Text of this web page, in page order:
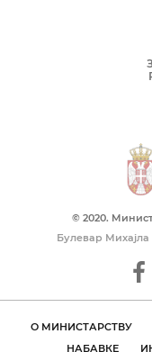
© 2020.
Булевар
О МИНИСТАРСТВУ
НАБАВКЕ